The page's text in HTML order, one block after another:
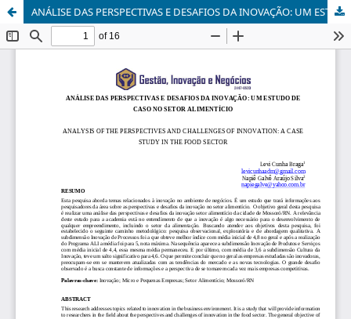
ANÁLISE DAS PERSPECTIVAS E DESAFIOS DA INOVAÇÃO: UM ESTUDO DE CASO NO SETOR ALIMENTÍCIO